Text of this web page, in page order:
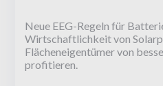
Neue EEG-Regeln für
Wirtschaftlichkeit von
Flächeneigentümer von
profitieren.